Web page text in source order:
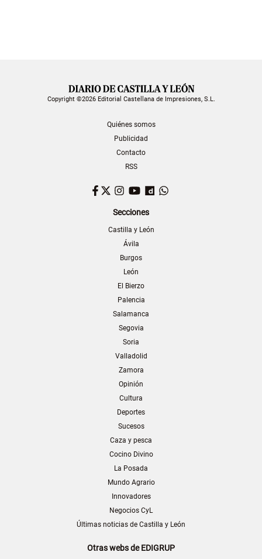
Copyright ©2026 Editorial Castellana de Impresiones, S.L.
Quiénes somos
Publicidad
Contacto
RSS
Facebook
TwitterInstagram
YouTubeDailymotion
Secciones
Castilla y León
Ávila
Burgos
León
El Bierzo
Palencia
Salamanca
Segovia
Soria
Valladolid
Zamora
Opinión
Cultura
Deportes
Sucesos
Caza y pesca
Cocino Divino
La Posada
Mundo Agrario
Innovadores
Negocios CyL
Últimas noticias de Castilla y León
Otras webs de EDIGRUP